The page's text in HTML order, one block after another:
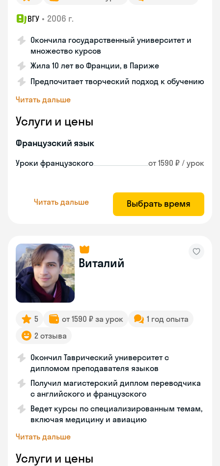
ВГУ • 2006 г.
Окончила государственный университет и
множество курсов
Жила 10 лет во Франции, в Париже
Предпочитает творческий подход к обучению
Читать дальше
Услуги и цены
Французский язык
Уроки французского от 1590 ₽ / урок
Читать дальше Выбрать время
Виталий
5 от 1590 ₽ за урок
1 год опыта
2 отзыва
Окончил Таврический университет с
дипломом преподавателя языков
Получил магистерский диплом переводчика
с английского и французского
Ведет курсы по специализированным темам,
включая медицину и авиацию
Читать дальше
Услуги и цены